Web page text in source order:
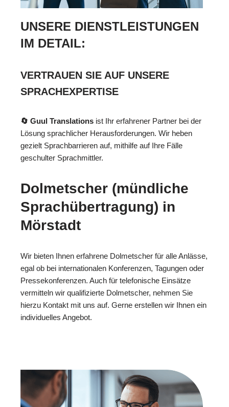
UNSERE DIENSTLEISTUNGEN
IM DETAIL:
VERTRAUEN SIE AUF UNSERE
SPRACHEXPERTISE
🔄 Guul Translations ist Ihr erfahrener Partner bei der
Lösung sprachlicher Herausforderungen. Wir heben
gezielt Sprachbarrieren auf, mithilfe auf Ihre Fälle
geschulter Sprachmittler.
Dolmetscher (mündliche
Sprachübertragung) in
Mörstadt
Wir bieten Ihnen erfahrene Dolmetscher für alle Anlässe,
egal ob bei internationalen Konferenzen, Tagungen oder
Pressekonferenzen. Auch für telefonische Einsätze
vermitteln wir qualifizierte Dolmetscher, nehmen Sie
hierzu Kontakt mit uns auf. Gerne erstellen wir Ihnen ein
individuelles Angebot.